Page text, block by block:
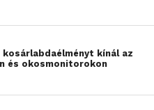
kosárlabdaélményt kínál az
és okosmonitorokon